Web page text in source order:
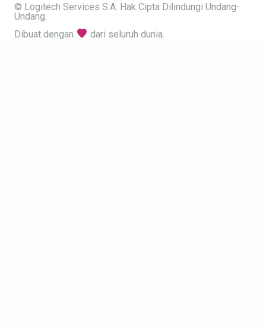
© Logitech Services S.A. Hak Cipta Dilindungi Undang-
Undang.
Dibuat dengan
dari seluruh dunia.